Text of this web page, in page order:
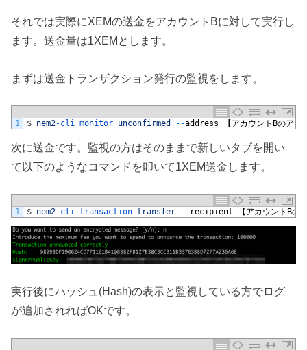
それでは実際にXEMの送金をアカウントBに対して実行し
ます。送金量は1XEMとします。
まずは送金トランザクション発行の監視をします。
1 $ nem2-cli monitor unconfirmed --address 【アカウント Bのアド
次に送金です。監視の方はそのままで新しいタブを開い
て以下のようなコマンドを叩いて1XEM送金します。
1 $ nem2-cli transaction transfer -- recipient 【アカウント Bの
実行後にハッシュ(Hash)の表示と監視している方でログ
が追加されればOKです。